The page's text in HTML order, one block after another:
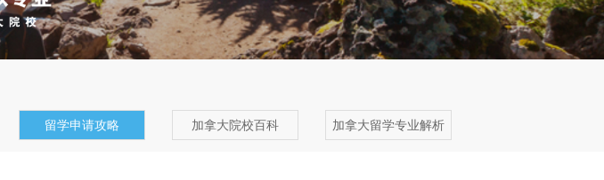
留学申请攻略 加拿大院校百科 加拿大留学专业解析